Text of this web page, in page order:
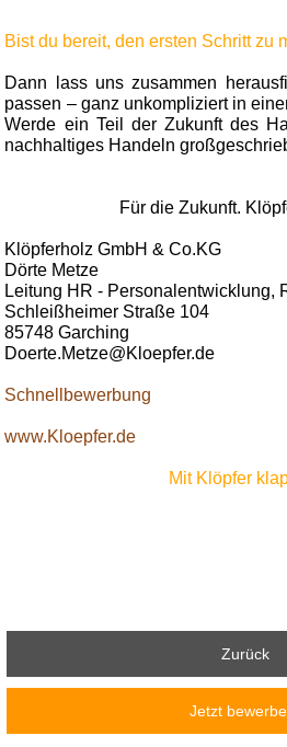
Bist du bereit, den ersten Schritt zu
Dann lass uns zusammen
passen – ganz unkompliziert in
Werde ein Teil der Zukunft des
nachhaltiges Handeln
Für die Zukunft.
Klöpferholz GmbH & Co.KG
Dörte Metze
Leitung HR - Personalentwicklung,
Schleißheimer Straße 104
85748 Garching
Doerte.Metze@Kloepfer.de
Schnellbewerbung
www.Kloepfer.de
Mit Klöpfer
Zurück
Jetzt